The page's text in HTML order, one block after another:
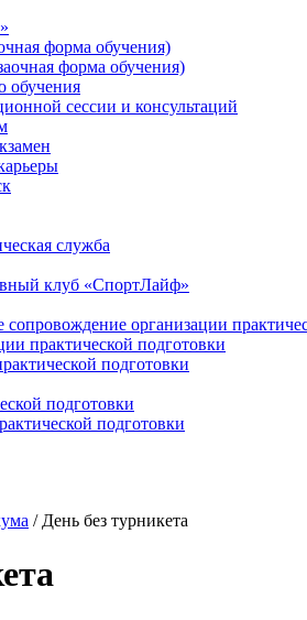
форма обучения)
форма обучения)
обучения
сессии и консультаций
служба
клуб «СпортЛайф»
организации
практической подготовки
подготовки
подготовки
подготовки
/ День без турникета